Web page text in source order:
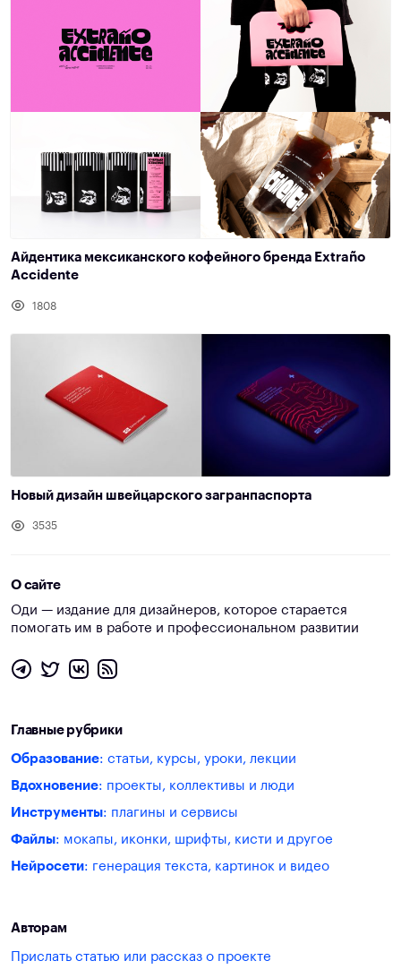
Айдентика мексиканского кофейного бренда Extraño
Accidente
1808
Новый дизайн швейцарского загранпаспорта
3535
О сайте
Оди — издание для дизайнеров, которое старается
помогать им в работе и профессиональном развитии
Главные рубрики
Образование: статьи, курсы, уроки, лекции
Вдохновение: проекты, коллективы и люди
Инструменты: плагины и сервисы
Файлы: мокапы, иконки, шрифты, кисти и другое
Нейросети: генерация текста, картинок и видео
Авторам
Прислать статью или рассказ о проекте